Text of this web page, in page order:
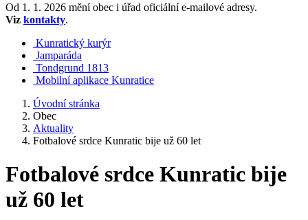
Od 1. 1. 2026 mění obec i úřad oficiální e-mailové adresy.
Viz kontakty.
Kunratický kurýr
Jamparáda
Tondgrund 1813
Mobilní aplikace Kunratice
Úvodní stránka
Obec
Aktuality
Fotbalové srdce Kunratic bije už 60 let
Fotbalové srdce Kunratic bije
už 60 let